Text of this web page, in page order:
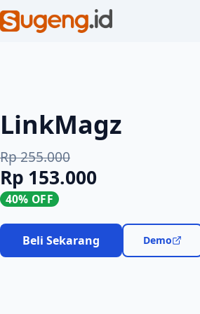
LinkMagz
Rp 255.000
Rp 153.000
40% OFF
Beli Sekarang Demo